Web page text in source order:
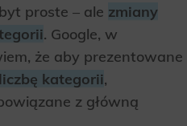
proste – ale zmiany
. Google, w
że aby prezentowane
kategorii,
z główną